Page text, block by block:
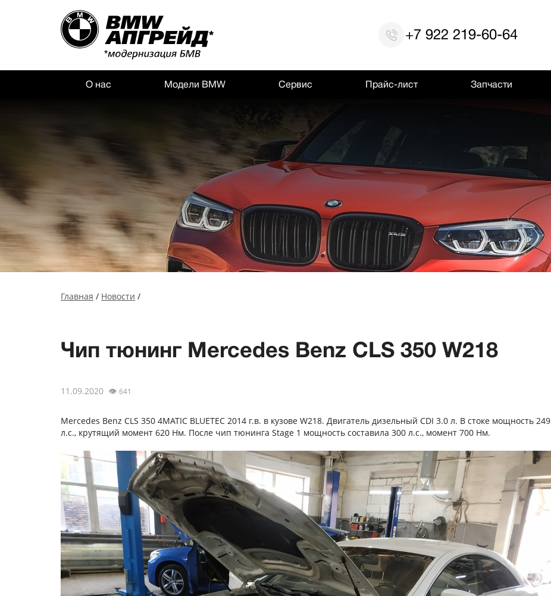
+7 922 219-60-64
О нас Модели BMW Сервис Прайс-лист Запчасти
Главная / Новости /
Чип тюнинг Mercedes Benz CLS 350 W218
11.09.2020 👁 641
Mercedes Benz СLS 350 4МАТIС ВLUЕТЕС 2014 г.в. в кузове W218. Двигатель дизельный CDI 3.0 л. В стоке мощность 249
л.с., крутящий момент 620 Нм. После чип тюнинга Stage 1 мощность составила 300 л.с., момент 700 Нм.